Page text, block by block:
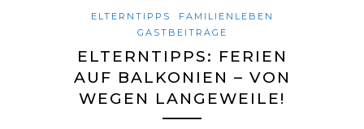
ELTERNTIPPS
FAMILIENLEBEN
GASTBEITRÄGE
ELTERNTIPPS: FERIEN
AUF BALKONIEN – VON
WEGEN LANGEWEILE!